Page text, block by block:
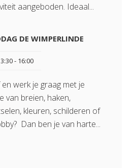
aangeboden. Ideaal...
DE WIMPERLINDE
- 16:00
werk je graag met je
van breien, haken,
kleuren, schilderen of
Dan ben je van harte...